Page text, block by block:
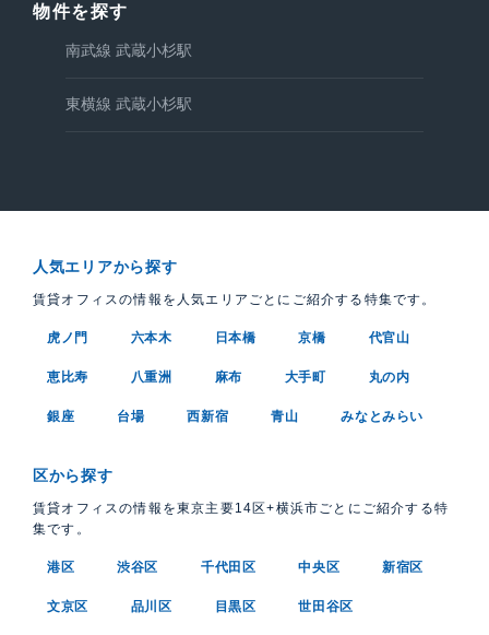
物件を探す
南武線 武蔵小杉駅
東横線 武蔵小杉駅
人気エリアから探す
賃貸オフィスの情報を人気エリアごとにご紹介する特集です。
虎ノ門 六本木 日本橋 京橋 代官山
恵比寿 八重洲 麻布 大手町 丸の内
銀座 台場 西新宿 青山 みなとみらい
区から探す
賃貸オフィスの情報を東京主要14区+横浜市ごとにご紹介する特
集です。
港区 渋谷区 千代田区 中央区 新宿区
文京区 品川区 目黒区 世田谷区